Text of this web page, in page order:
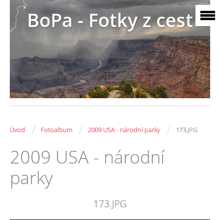
BoPa - Fotky z cest
Úvod / Fotoalbum / 2009 USA - národní parky / 173.JPG
2009 USA - národní
parky
173.JPG